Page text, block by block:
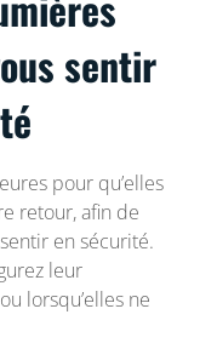
sentir
pour qu’elles
retour, afin de
en sécurité.
leur
lorsqu’elles ne